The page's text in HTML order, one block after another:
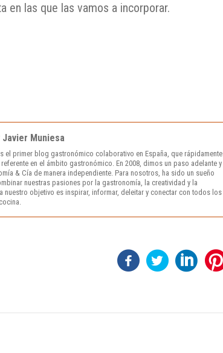
en las que las vamos a incorporar.
Javier Muniesa
el primer blog gastronómico colaborativo en España, que rápidamente
en el ámbito gastronómico. En 2008, dimos un paso adelante y
& Cía de manera independiente. Para nosotros, ha sido un sueño
nuestras pasiones por la gastronomía, la creatividad y la
nuestro objetivo es inspirar, informar, deleitar y conectar con todos los